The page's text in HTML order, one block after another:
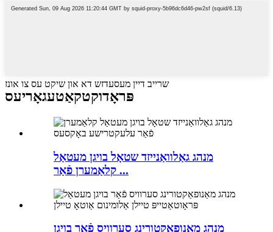
שרייב דיין מעסעדזש דא און שיקט עס צו אונז
פּראָדוקטקאַטעגאָריעס
מנהג גאַלוואַנייזד שטאָל בויגן מעטאַל
קלאַמערן פֿאַר ...
מנהג מאַנופאַקטורינג סערוויס פֿאַר בויגן